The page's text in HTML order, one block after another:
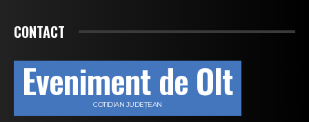
CONTACT
Eveniment de Olt
COTIDIAN JUDEȚEAN